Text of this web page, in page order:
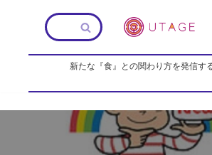
新たな『食』との関わり方を発信す